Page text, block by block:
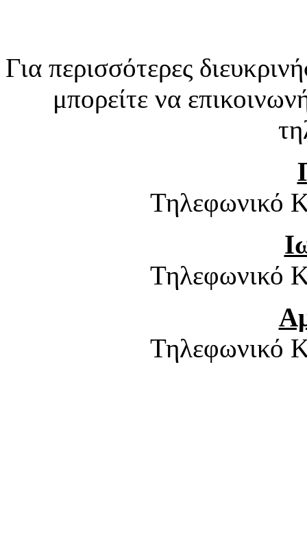
Για περισσότερες
μπορείτε να
Τηλεφωνικό
Τηλεφωνικό
Τηλεφωνικό